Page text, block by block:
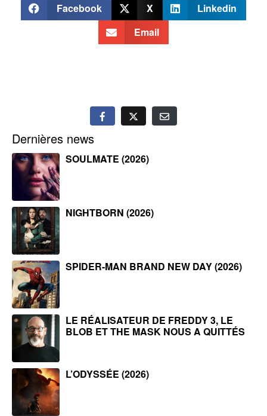
Facebook X
Linkedin
Email
Dernières news
SOULMATE (2026)
NIGHTBORN (2026)
SPIDER-MAN BRAND NEW DAY (2026)
LE RÉALISATEUR DE FREDDY 3, LE
BLOB ET THE MASK NOUS A QUITTÉS
L’ODYSSÉE (2026)